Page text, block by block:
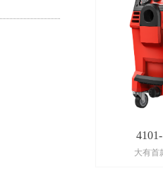
大有首